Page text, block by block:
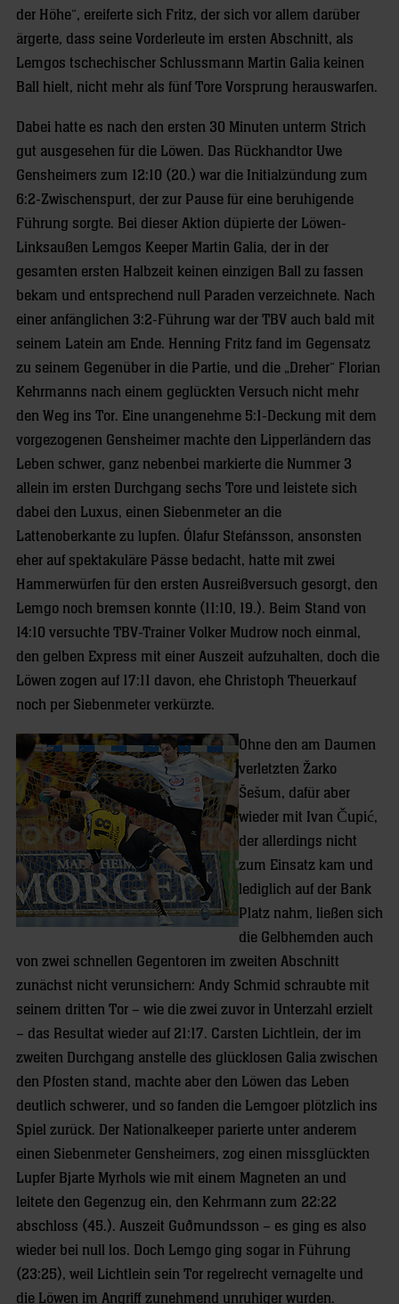
der Höhe“, ereiferte sich Fritz, der sich vor allem darüber
ärgerte, dass seine Vorderleute im ersten Abschnitt, als
Lemgos tschechischer Schlussmann Martin Galia keinen
Ball hielt, nicht mehr als fünf Tore Vorsprung herauswarfen.
Dabei hatte es nach den ersten 30 Minuten unterm Strich
gut ausgesehen für die Löwen. Das Rückhandtor Uwe
Gensheimers zum 12:10 (20.) war die Initialzündung zum
6:2-Zwischenspurt, der zur Pause für eine beruhigende
Führung sorgte. Bei dieser Aktion düpierte der Löwen-
Linksaußen Lemgos Keeper Martin Galia, der in der
gesamten ersten Halbzeit keinen einzigen Ball zu fassen
bekam und entsprechend null Paraden verzeichnete. Nach
einer anfänglichen 3:2-Führung war der TBV auch bald mit
seinem Latein am Ende. Henning Fritz fand im Gegensatz
zu seinem Gegenüber in die Partie, und die „Dreher“ Florian
Kehrmanns nach einem geglückten Versuch nicht mehr
den Weg ins Tor. Eine unangenehme 5:1-Deckung mit dem
vorgezogenen Gensheimer machte den Lipperländern das
Leben schwer, ganz nebenbei markierte die Nummer 3
allein im ersten Durchgang sechs Tore und leistete sich
dabei den Luxus, einen Siebenmeter an die
Lattenoberkante zu lupfen. Ólafur Stefánsson, ansonsten
eher auf spektakuläre Pässe bedacht, hatte mit zwei
Hammerwürfen für den ersten Ausreißversuch gesorgt, den
Lemgo noch bremsen konnte (11:10, 19.). Beim Stand von
14:10 versuchte TBV-Trainer Volker Mudrow noch einmal,
den gelben Express mit einer Auszeit aufzuhalten, doch die
Löwen zogen auf 17:11 davon, ehe Christoph Theuerkauf
noch per Siebenmeter verkürzte.
Ohne den am Daumen
verletzten Žarko
Šešum, dafür aber
wieder mit Ivan Čupić,
der allerdings nicht
zum Einsatz kam und
lediglich auf der Bank
Platz nahm, ließen sich
die Gelbhemden auch
von zwei schnellen Gegentoren im zweiten Abschnitt
zunächst nicht verunsichern: Andy Schmid schraubte mit
seinem dritten Tor – wie die zwei zuvor in Unterzahl erzielt
– das Resultat wieder auf 21:17. Carsten Lichtlein, der im
zweiten Durchgang anstelle des glücklosen Galia zwischen
den Pfosten stand, machte aber den Löwen das Leben
deutlich schwerer, und so fanden die Lemgoer plötzlich ins
Spiel zurück. Der Nationalkeeper parierte unter anderem
einen Siebenmeter Gensheimers, zog einen missglückten
Lupfer Bjarte Myrhols wie mit einem Magneten an und
leitete den Gegenzug ein, den Kehrmann zum 22:22
abschloss (45.). Auszeit Guðmundsson – es ging es also
wieder bei null los. Doch Lemgo ging sogar in Führung
(23:25), weil Lichtlein sein Tor regelrecht vernagelte und
die Löwen im Angriff zunehmend unruhiger wurden.